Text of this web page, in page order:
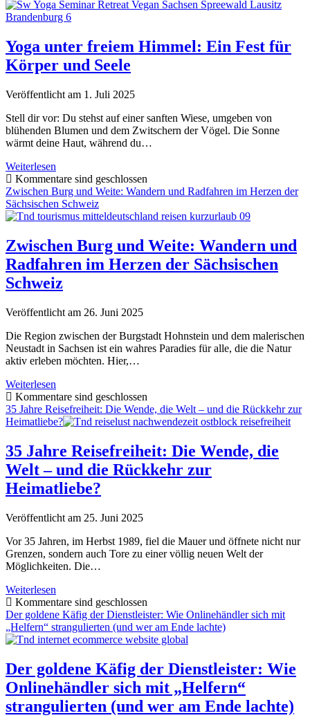
die
Schönheit
und
Stille
regiert
Yoga unter freiem Himmel: Ein Fest für
Körper und Seele
Veröffentlicht am 1. Juli 2025
Stell dir vor: Du stehst auf einer sanften Wiese, umgeben von
blühenden Blumen und dem Zwitschern der Vögel. Die Sonne
wärmt deine Haut, während du…
Weiterlesen
unter
freiem
Himmel:
Ein
Körper
und
Kommentare sind geschlossen
Zwischen Burg und Weite: Wandern und Radfahren im Herzen der
Sächsischen Schweiz
Zwischen Burg und Weite: Wandern und
Radfahren im Herzen der Sächsischen
Schweiz
Veröffentlicht am 26. Juni 2025
Die Region zwischen der Burgstadt Hohnstein und dem malerischen
Neustadt in Sachsen ist ein wahres Paradies für alle, die die Natur
aktiv erleben möchten. Hier,…
Weiterlesen
Burg
und
Weite:
und
Radfahren
im
Herzen
der
Schweiz
Kommentare sind geschlossen
35 Jahre Reisefreiheit: Die Wende, die Welt – und die Rückkehr zur
Heimatliebe?
35 Jahre Reisefreiheit: Die Wende, die
Welt – und die Rückkehr zur
Heimatliebe?
Veröffentlicht am 25. Juni 2025
Vor 35 Jahren, im Herbst 1989, fiel die Mauer und öffnete nicht nur
Grenzen, sondern auch Tore zu einer völlig neuen Welt der
Möglichkeiten. Die…
Weiterlesen
Jahre
Reisefreiheit:
Die
Wende,
Welt
–
und
die
Rückkehr
Kommentare sind geschlossen
Der goldene Käfig der Dienstleister: Wie Onlinehändler sich mit
„Helfern“ strangulierten (und wer am Ende lachte)
Der goldene Käfig der Dienstleister: Wie
Onlinehändler sich mit „Helfern“
strangulierten (und wer am Ende lachte)